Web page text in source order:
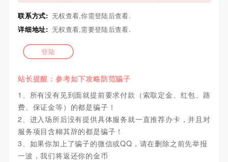
联系方式: 无权查看,你需登陆后查看.
详细地址: 无权查看,需要登陆后查看.
登陆
站长提醒：参考如下攻略防范骗子
1、所有没有见到面就提前要求付款（索取定金、红包、路
费、保证金等）的都是骗子！
2、进入场所后没有提供具体服务就一直推荐办卡，并且对
服务项目含糊其辞的都是骗子！
3、如果你加上了骗子的微信或QQ，请在删除之前先举报
一波，我们将返还你的金币